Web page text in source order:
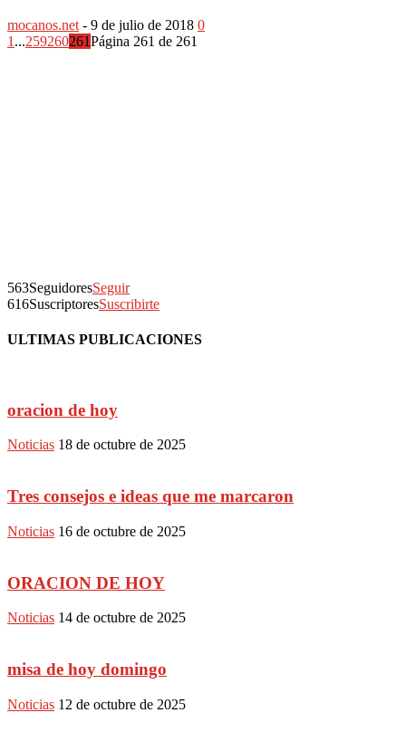
mocanos.net - 9 de julio de 2018 0
1 ...259260261Página 261 de 261
563SeguidoresSeguir
616SuscriptoresSuscribirte
ULTIMAS PUBLICACIONES
oracion de hoy
Noticias 18 de octubre de 2025
Tres consejos e ideas que me marcaron
Noticias 16 de octubre de 2025
ORACION DE HOY
Noticias 14 de octubre de 2025
misa de hoy domingo
Noticias 12 de octubre de 2025